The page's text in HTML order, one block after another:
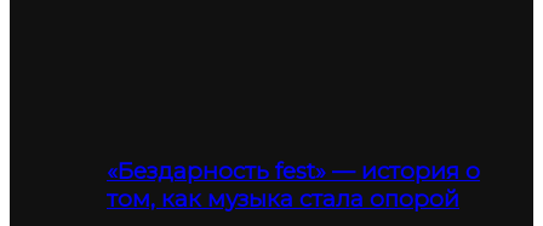
«Бездарность fest» — история о
том, как музыка стала опорой